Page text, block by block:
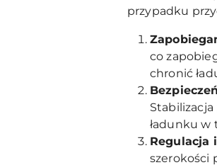
przypadku
co
chronić
ładunku w
Regulacja
szerokości